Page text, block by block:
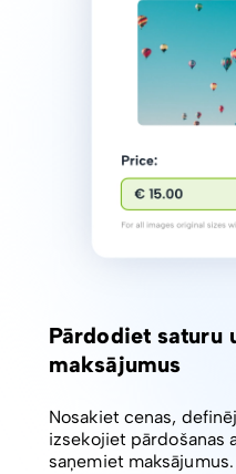
Pārdodiet saturu
maksājumus
Nosakiet cenas,
izsekojiet pārdošanas
saņemiet maksājumus.